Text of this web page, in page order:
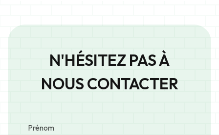
N'HÉSITEZ PAS À
NOUS CONTACTER